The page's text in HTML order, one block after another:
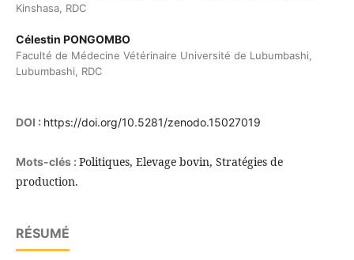
Kinshasa, RDC
Célestin PONGOMBO
Faculté de Médecine Vétérinaire Université de Lubumbashi,
Lubumbashi, RDC
DOI : https://doi.org/10.5281/zenodo.15027019
Mots-clés : Politiques, Elevage bovin, Stratégies de
production.
RÉSUMÉ